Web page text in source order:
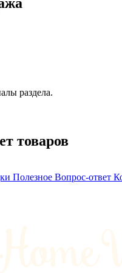
раздела.
товаров
Полезное Вопрос-ответ